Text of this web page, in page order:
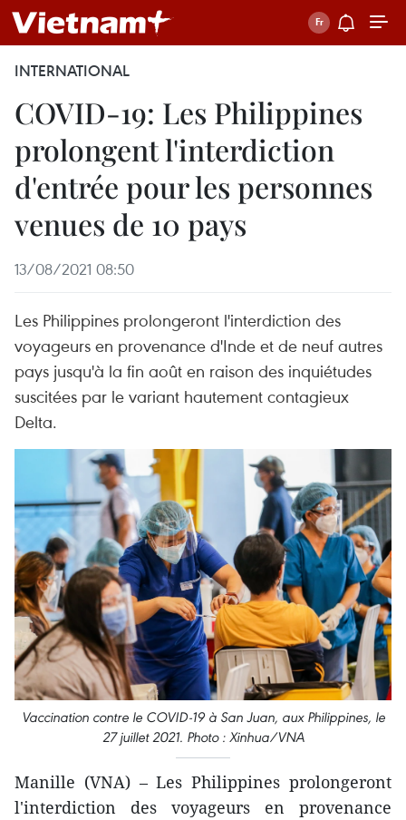
INTERNATIONAL
COVID-19: Les Philippines
prolongent l'interdiction
d'entrée pour les personnes
venues de 10 pays
13/08/2021 08:50
Les Philippines prolongeront l'interdiction des
voyageurs en provenance d'Inde et de neuf autres
pays jusqu'à la fin août en raison des inquiétudes
suscitées par le variant hautement contagieux
Delta.
Vaccination contre le COVID-19 à San Juan, aux Philippines, le
27 juillet 2021. Photo : Xinhua/VNA
Manille (VNA) – Les Philippines prolongeront
l'interdiction des voyageurs en provenance